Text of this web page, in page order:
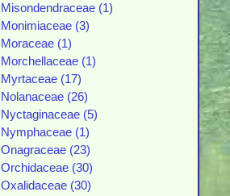
Misondendraceae (1)
Monimiaceae (3)
Moraceae (1)
Morchellaceae (1)
Myrtaceae (17)
Nolanaceae (26)
Nyctaginaceae (5)
Nymphaceae (1)
Onagraceae (23)
Orchidaceae (30)
Oxalidaceae (30)